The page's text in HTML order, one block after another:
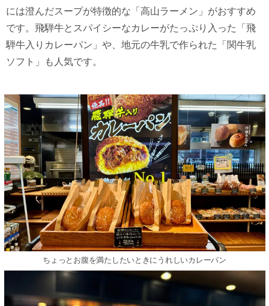
には澄んだスープが特徴的な「⾼⼭ラーメン」がおすすめ
です。⾶騨⽜とスパイシーなカレーがたっぷり⼊った「⾶
騨⽜⼊りカレーパン」や、地元の⽜乳で作られた「関⽜乳
ソフト」も⼈気です。
ちょっとお腹を満たしたいときにうれしいカレーパン